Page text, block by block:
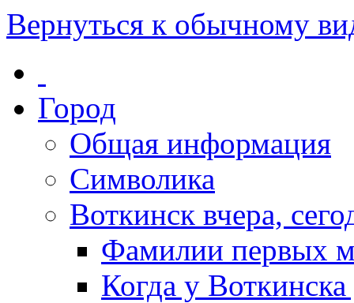
Вернуться к обычному
Город
Общая информация
Символика
Воткинск вчера,
Фамилии первых
Когда у